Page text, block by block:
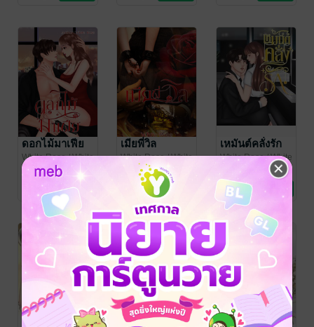
ดอกไม้มาเฟีย
White Rose/ White
Rose(2)
นิยายรักวัยรุ่น
3 Rating
เมียพี่วิล
White Rose/ White
Rose(2)
นิยายโรมานซ์
1 Rating
เหมันต์คลั่งรัก
White Rose/ White
Rose(2)
นิยายรักวัยรุ่น
5 Rating